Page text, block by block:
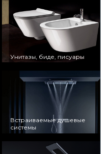
Унитазы, биде, писуары
Встраиваемые душевые
системы